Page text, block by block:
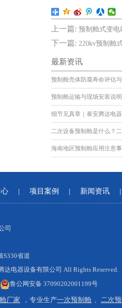
上一篇: 预制舱式变电
下一篇: 220kv预制舱
最新资讯
预制舱壳体防腐寿命评估
预制舱运输与现场安装说
二次设备预制舱是什么？
海南地区预制舱应用注意
| 项目案例 | 新闻资讯 |
司
S330省道
电器设备有限公司 All Rights Reserved.
鲁公网安备 37090202001199号
厂家 ，专业生产一次预制舱 二次